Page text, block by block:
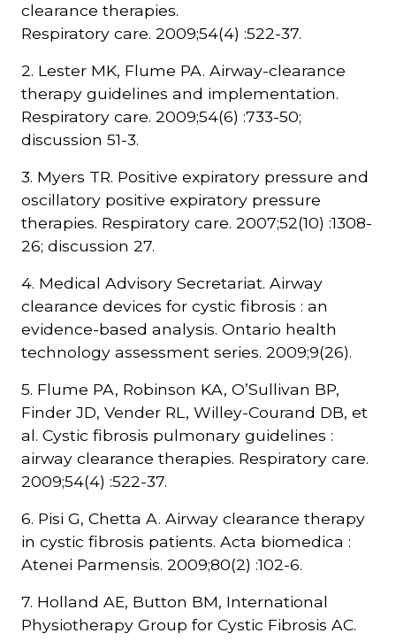
clearance therapies.
Respiratory care. 2009;54(4) :522-37.
2. Lester MK, Flume PA. Airway-clearance
therapy guidelines and implementation.
Respiratory care. 2009;54(6) :733-50;
discussion 51-3.
3. Myers TR. Positive expiratory pressure and
oscillatory positive expiratory pressure
therapies. Respiratory care. 2007;52(10) :1308-
26; discussion 27.
4. Medical Advisory Secretariat. Airway
clearance devices for cystic fibrosis : an
evidence-based analysis. Ontario health
technology assessment series. 2009;9(26).
5. Flume PA, Robinson KA, O’Sullivan BP,
Finder JD, Vender RL, Willey-Courand DB, et
al. Cystic fibrosis pulmonary guidelines :
airway clearance therapies. Respiratory care.
2009;54(4) :522-37.
6. Pisi G, Chetta A. Airway clearance therapy
in cystic fibrosis patients. Acta biomedica :
Atenei Parmensis. 2009;80(2) :102-6.
7. Holland AE, Button BM, International
Physiotherapy Group for Cystic Fibrosis AC.